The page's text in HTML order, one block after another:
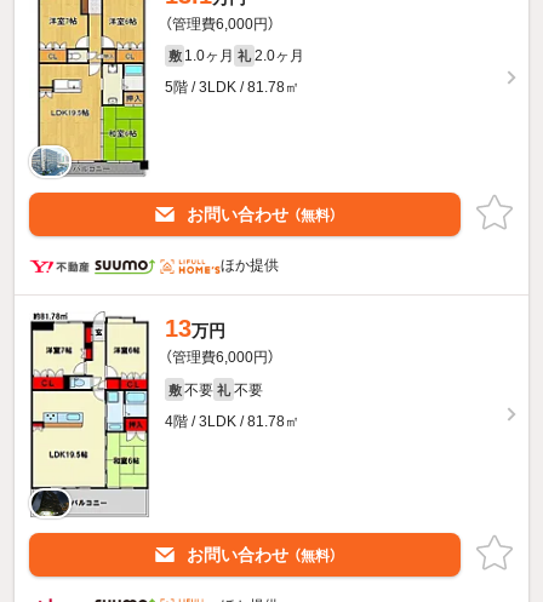
（管理費6,000円）
敷 1.0ヶ月 礼 2.0ヶ月
5階 / 3LDK / 81.78㎡
お問い合わせ （無料）
ほか提供
13万円
（管理費6,000円）
敷 不要 礼 不要
4階 / 3LDK / 81.78㎡
お問い合わせ （無料）